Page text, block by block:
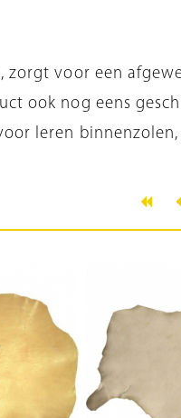
zorgt voor een
ook nog eens
leren binnenzolen,
« ‹